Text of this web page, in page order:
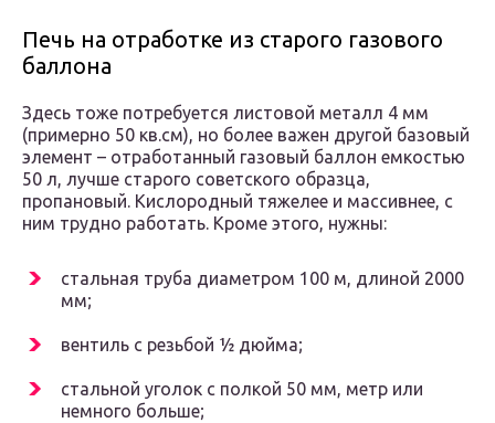
Печь на отработке из старого газового
баллона
Здесь тоже потребуется листовой металл 4 мм
(примерно 50 кв.см), но более важен другой базовый
элемент – отработанный газовый баллон емкостью
50 л, лучше старого советского образца,
пропановый. Кислородный тяжелее и массивнее, с
ним трудно работать. Кроме этого, нужны:
стальная труба диаметром 100 м, длиной 2000
мм;
вентиль с резьбой ½ дюйма;
стальной уголок с полкой 50 мм, метр или
немного больше;